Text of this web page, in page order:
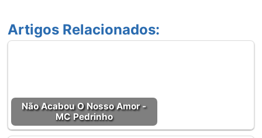
Artigos Relacionados:
Não Acabou O Nosso Amor -
MC Pedrinho